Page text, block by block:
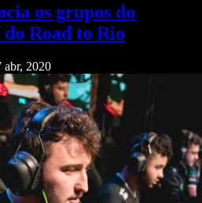
os grupos do
Road to Rio
abr, 2020